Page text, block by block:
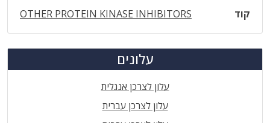
קוד
OTHER PROTEIN KINASE INHIBITORS
עלונים
עלון לצרכן אנגלית
עלון לצרכן עברית